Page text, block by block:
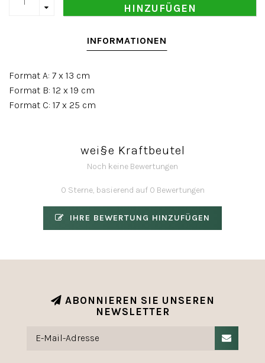
HINZUFÜGEN
INFORMATIONEN
Format A: 7 x 13 cm
Format B: 12 x 19 cm
Format C: 17 x 25 cm
wei§e Kraftbeutel
Noch keine Bewertungen
0 Sterne, basierend auf 0 Bewertungen
IHRE BEWERTUNG HINZUFÜGEN
ABONNIEREN SIE UNSEREN
NEWSLETTER